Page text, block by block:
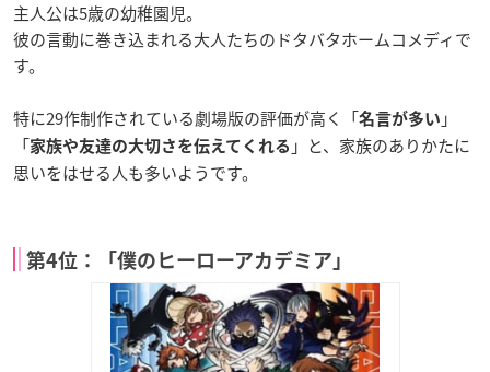
主人公は5歳の幼稚園児。
彼の言動に巻き込まれる大人たちのドタバタホームコメディで
す。
特に29作制作されている劇場版の評価が高く「名言が多い 」
「家族や友達の大切さを伝えてくれる 」と、家族のありかたに
思いをはせる人も多いようです。
第4位：「僕のヒーローアカデミア」